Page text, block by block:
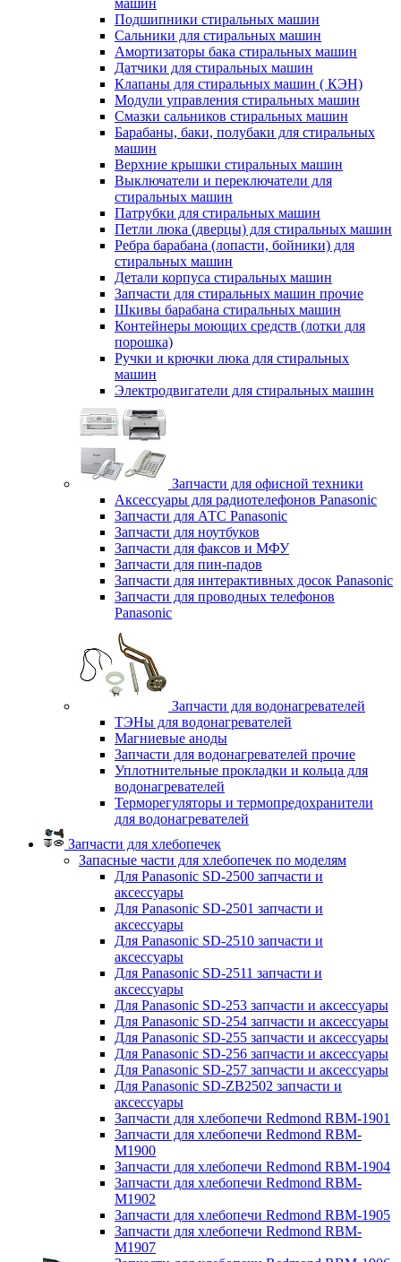
машин
Подшипники стиральных машин
Сальники для стиральных машин
Амортизаторы бака стиральных машин
Датчики для стиральных машин
Клапаны для стиральных машин ( КЭН)
Модули управления стиральных машин
Смазки сальников стиральных машин
Барабаны, баки, полубаки для стиральных
машин
Верхние крышки стиральных машин
Выключатели и переключатели для
стиральных машин
Патрубки для стиральных машин
Петли люка (дверцы) для стиральных машин
Ребра барабана (лопасти, бойники) для
стиральных машин
Детали корпуса стиральных машин
Запчасти для стиральных машин прочие
Шкивы барабана стиральных машин
Контейнеры моющих средств (лотки для
порошка)
Ручки и крючки люка для стиральных
машин
Электродвигатели для стиральных машин
Запчасти для офисной техники
Аксессуары для радиотелефонов Panasonic
Запчасти для АТС Panasonic
Запчасти для ноутбуков
Запчасти для факсов и МФУ
Запчасти для пин-падов
Запчасти для интерактивных досок Panasonic
Запчасти для проводных телефонов
Panasonic
Запчасти для водонагревателей
ТЭНы для водонагревателей
Магниевые аноды
Запчасти для водонагревателей прочие
Уплотнительные прокладки и кольца для
водонагревателей
Терморегуляторы и термопредохранители
для водонагревателей
Запчасти для хлебопечек
Запасные части для хлебопечек по моделям
Для Panasonic SD-2500 запчасти и
аксессуары
Для Panasonic SD-2501 запчасти и
аксессуары
Для Panasonic SD-2510 запчасти и
аксессуары
Для Panasonic SD-2511 запчасти и
аксессуары
Для Panasonic SD-253 запчасти и аксессуары
Для Panasonic SD-254 запчасти и аксессуары
Для Panasonic SD-255 запчасти и аксессуары
Для Panasonic SD-256 запчасти и аксессуары
Для Panasonic SD-257 запчасти и аксессуары
Для Panasonic SD-ZB2502 запчасти и
аксессуары
Запчасти для хлебопечи Redmond RBM-1901
Запчасти для хлебопечи Redmond RBM-
M1900
Запчасти для хлебопечи Redmond RBM-1904
Запчасти для хлебопечи Redmond RBM-
M1902
Запчасти для хлебопечи Redmond RBM-1905
Запчасти для хлебопечи Redmond RBM-
M1907